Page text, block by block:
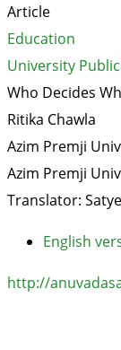
Article
Education
University
Who Decides
Ritika Chawla
Azim Premji
Azim Premji
Translator:
English
http://